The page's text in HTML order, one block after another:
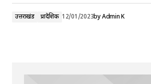
उत्तराखंड प्रादेशिक 12/01/2023byAdmin K